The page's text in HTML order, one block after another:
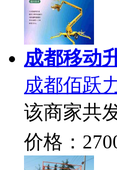
成都移动
成都佰跃
该商家共
价格：